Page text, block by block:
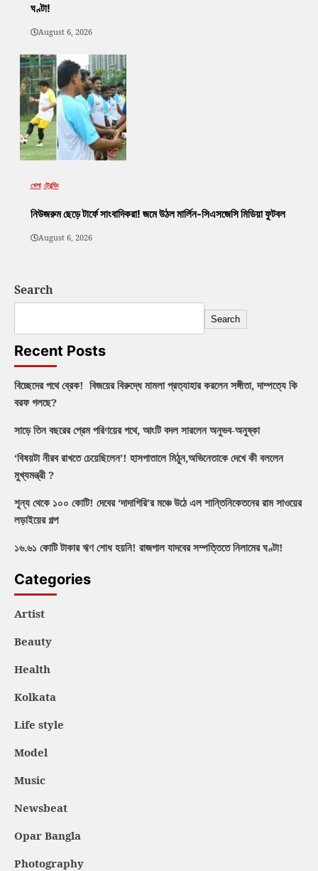
ঘণ্টা!
August 6, 2026
খেলা ট্রেন্ডিং
নিউজরুম ছেড়ে টার্ফে সাংবাদিকরা! জমে উঠল মার্লিন-সিএসজেসি মিডিয়া ফুটবল
August 6, 2026
Search
Search
Recent Posts
বিচ্ছেদের পথে ব্রেক! বিজয়ের বিরুদ্ধে মামলা প্রত্যাহার করলেন সঙ্গীতা, দাম্পত্যে কি
বরফ গলছে?
সাড়ে তিন বছরের প্রেম পরিণয়ের পথে, আংটি বদল সারলেন অনুভব-অনুষ্কা
‘বিষয়টা নীরব রাখতে চেয়েছিলেন’! হাসপাতালে মিঠুন,অভিনেতাকে দেখে কী বললেন
মুখ্যমন্ত্রী ?
শূন্য থেকে ১০০ কোটি! দেবের ‘দাদাগিরি’র মঞ্চে উঠে এল শান্তিনিকেতনের রাম সাওয়ের
লড়াইয়ের গল্প
১৬.৬১ কোটি টাকার ঋণ শোধ হয়নি! রাজপাল যাদবের সম্পত্তিতে নিলামের ঘণ্টা!
Categories
Artist
Beauty
Health
Kolkata
Life style
Model
Music
Newsbeat
Opar Bangla
Photography